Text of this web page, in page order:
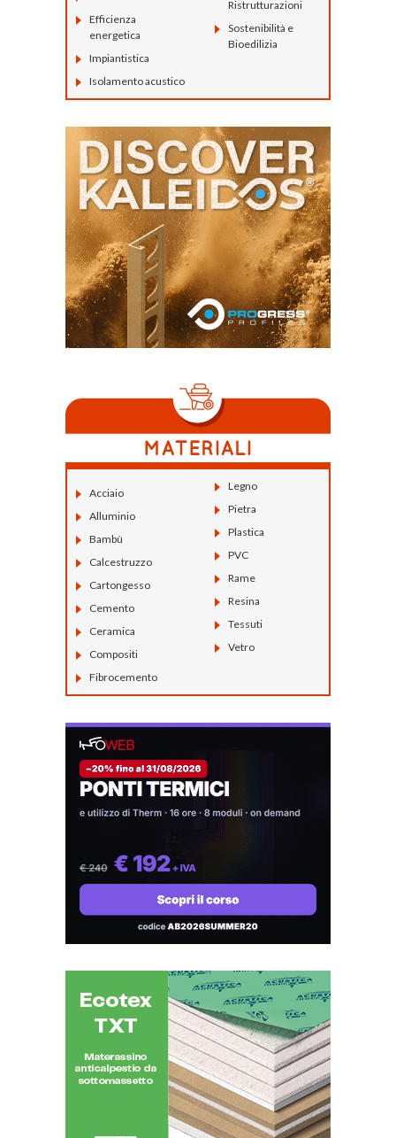
Efficienza
energetica
Impiantistica
Isolamento acustico
Ristrutturazioni
Sostenibilità e
Bioedilizia
Acciaio
Alluminio
Bambù
Calcestruzzo
Cartongesso
Cemento
Ceramica
Compositi
Fibrocemento
Legno
Pietra
Plastica
PVC
Rame
Resina
Tessuti
Vetro